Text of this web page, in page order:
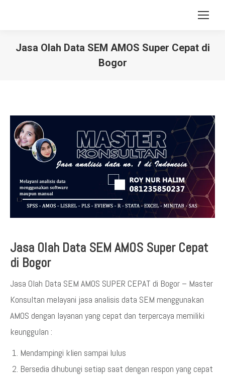
Jasa Olah Data SEM AMOS Super Cepat di
Bogor
Jasa Olah Data SEM AMOS Super Cepat
di Bogor
Jasa Olah Data SEM AMOS SUPER CEPAT di Bogor – Master
Konsultan melayani jasa analisis data SEM menggunakan
AMOS dengan layanan yang cepat dan terpercaya memiliki
keunggulan :
Mendampingi klien sampai lulus
Bersedia dihubungi setiap saat dengan respon yang cepat